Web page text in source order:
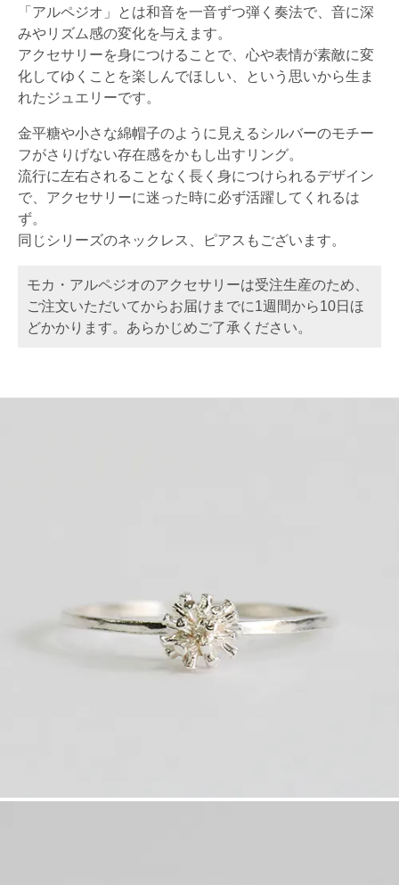
「アルペジオ」とは和音を一音ずつ弾く奏法で、音に深
みやリズム感の変化を与えます。
アクセサリーを身につけることで、心や表情が素敵に変
化してゆくことを楽しんでほしい、という思いから生ま
れたジュエリーです。
金平糖や小さな綿帽子のように見えるシルバーのモチー
フがさりげない存在感をかもし出すリング。
流行に左右されることなく長く身につけられるデザイン
で、アクセサリーに迷った時に必ず活躍してくれるは
ず。
同じシリーズのネックレス、ピアスもございます。
モカ・アルペジオのアクセサリーは受注生産のため、
ご注文いただいてからお届けまでに1週間から10日ほ
どかかります。あらかじめご了承ください。